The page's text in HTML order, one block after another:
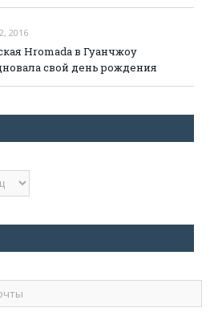
2016
Hromada в Гуанчжоу
свой день рождения